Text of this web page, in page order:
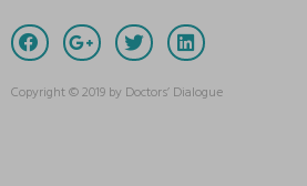
Copyright © 2019 by Doctors’ Dialogue